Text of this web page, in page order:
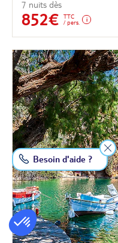
7 nuits dès
852€
TTC
/ pers.
Besoin d'aide ?